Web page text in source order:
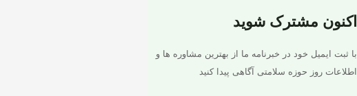
اکنون مشترک شوید
با ثبت ایمیل خود در خبرنامه ما از بهترین مشاوره ها و
اطلاعات روز حوزه سلامتی آگاهی پیدا کنید